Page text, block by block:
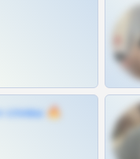
сливы 🔥